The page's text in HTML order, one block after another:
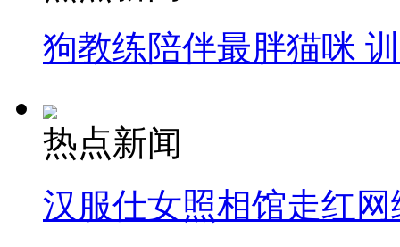
狗教练陪伴最胖猫咪
热点新闻
汉服仕女照相馆走红网